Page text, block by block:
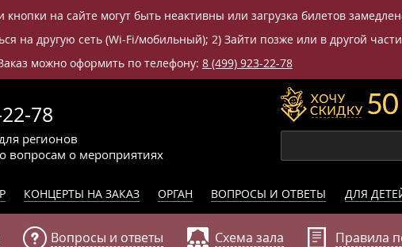
кнопки на сайте могут быть неактивны или загрузка билетов
на другую сеть (Wi-Fi/мобильный); 2) Зайти позже или в другой
можно оформить по телефону: 8 (499) 923-22-78
78
вопросам о мероприятиях
регионов
КОНЦЕРТЫ НА ЗАКАЗ ОРГАН ВОПРОСЫ И ОТВЕТЫ ДЛЯ
Вопросы и ответы Схема зала Правила